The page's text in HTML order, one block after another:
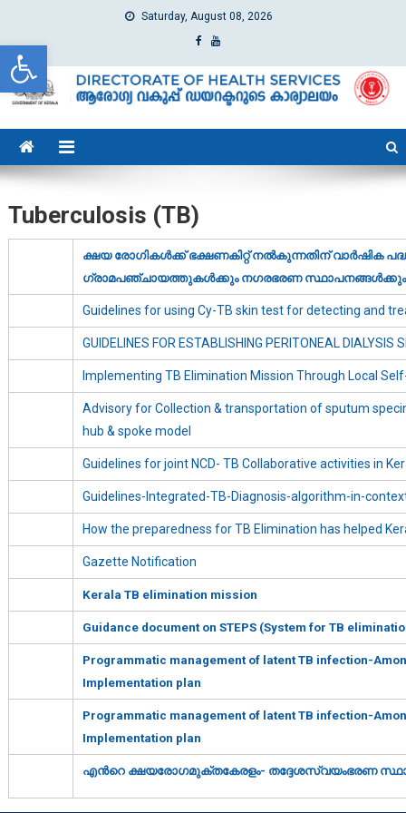
Open toolbar
Saturday, August 08, 2026
dhs
Directorate of Health Services
Tuberculosis (TB)
ക്ഷയ രോഗികള്‍ക്ക് ഭക്ഷണകിറ്റ് നല്‍കുന്നതിന് വാര്‍ഷിക
ഗ്രാമപഞ്ചായത്തുകള്‍ക്കും നഗരഭരണ
Guidelines for using Cy-TB skin test for detecting and
GUIDELINES FOR ESTABLISHING PERITONEAL DIALYSIS
Implementing TB Elimination Mission Through Local
Advisory for Collection & transportation of sputum
hub & spoke model
Guidelines for joint NCD- TB Collaborative activities in
Guidelines-Integrated-TB-Diagnosis-algorithm-in-
How the preparedness for TB Elimination has helped
Gazette Notification
Kerala TB elimination mission
Guidance document on STEPS (System for TB
Programmatic management of latent TB infection-
Implementation plan
Programmatic management of latent TB infection-
Implementation plan
എന്‍റെ ക്ഷയരോഗമുക്തകേരളം- തദ്ദേശസ്വയംഭരണ